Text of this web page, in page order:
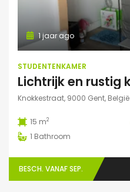
1 jaar ago
STUDENTENKAMER
Knokkestraat, 9000 Gent, België
15 m2
1 Bathroom
BESCH. VANAF SEP.